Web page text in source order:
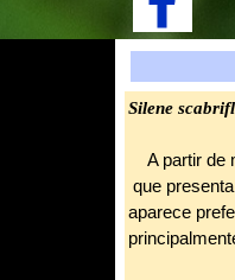
Silene
A partir de
que
aparece